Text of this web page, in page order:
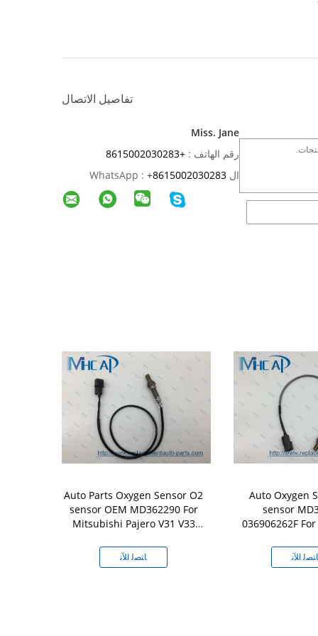
تفاصيل الاتصال
Miss. Jane
رقم الهاتف : +8615002030283
ال WhatsApp :
+8615002030283
Auto Parts Oxygen Sensor O2
sensor OEM MD362290 For
Mitsubishi Pajero V31 V33
ﺎﺘﺼﻟ ﺍﻶﻧ
Auto Oxygen
sensor
036906262F
ﺎﺘﺼﻟ ﺍﻶﻧ